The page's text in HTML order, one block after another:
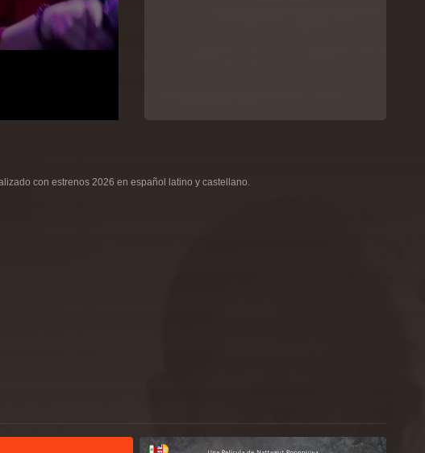
con estrenos 2026 en español latino y castellano.